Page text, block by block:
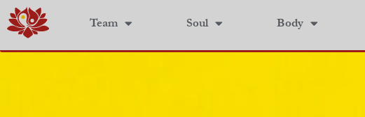
Team Soul Body